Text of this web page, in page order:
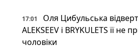
17:01
Оля Цибульська
ALEKSEEV і BRYKULETS її
чоловіки